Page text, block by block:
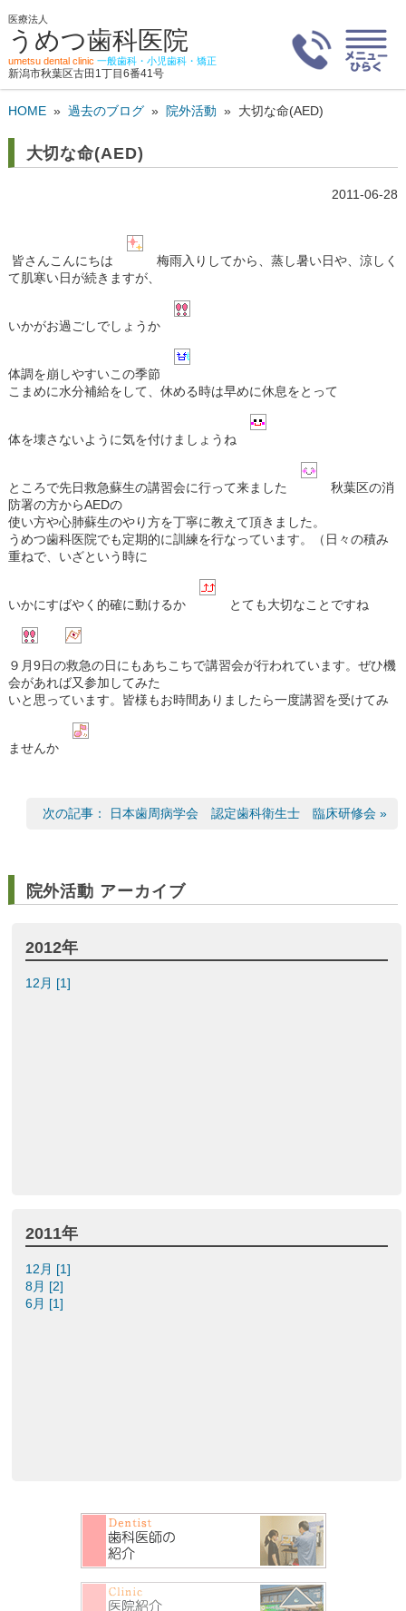
医療法人
うめつ歯科医院
umetsu dental clinic 一般歯科・小児歯科・矯正
新潟市秋葉区古田1丁目6番41号
HOME» 過去のブログ» 院外活動 » 大切な命(AED)
大切な命(AED)
2011-06-28
皆さんこんにちは
梅雨入りしてから、蒸し暑い日や、涼しく
て肌寒い日が続きますが、
いかがお過ごしでしょうか
体調を崩しやすいこの季節
こまめに水分補給をして、休める時は早めに休息をとって
体を壊さないように気を付けましょうね
ところで先日救急蘇生の講習会に行って来ました
秋葉区の消
防署の方からAEDの
使い方や心肺蘇生のやり方を丁寧に教えて頂きました。
うめつ歯科医院でも定期的に訓練を行なっています。（日々の積み
重ねで、いざという時に
いかにすばやく的確に動けるか とても大切なことですね
９月9日の救急の日にもあちこちで講習会が行われています。ぜひ機
会があれば又参加してみた
いと思っています。皆様もお時間ありましたら一度講習を受けてみ
ませんか
次の記事： 日本歯周病学会 認定歯科衛生士 臨床研修会 »
院外活動 アーカイブ
2012年
12月 [1]
2011年
12月 [1]
8月 [2]
6月 [1]